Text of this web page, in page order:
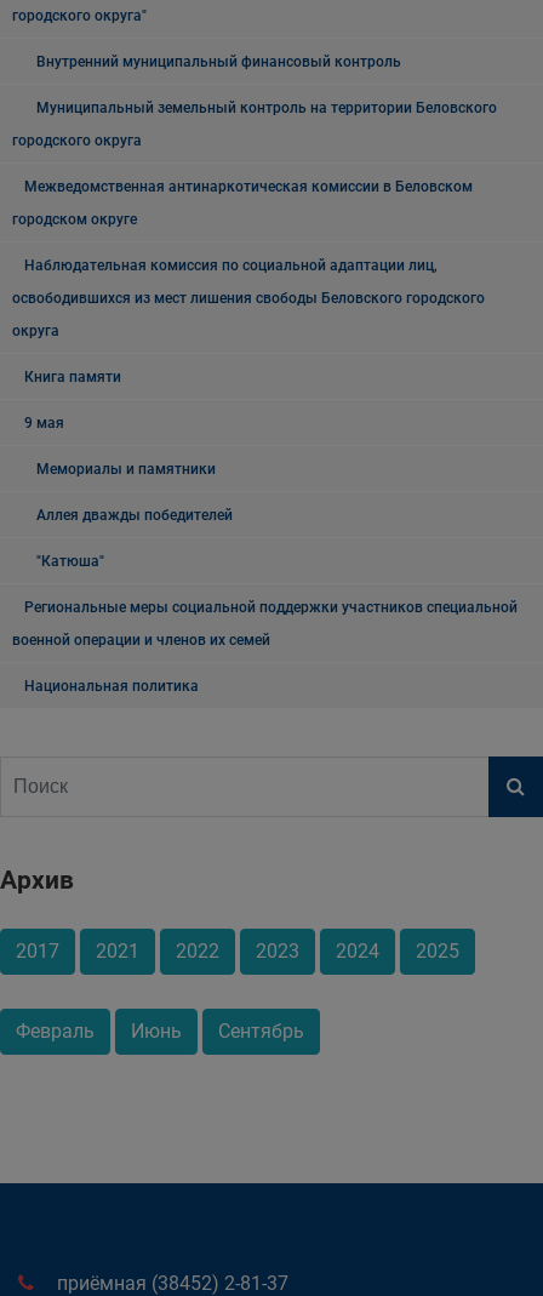
городского округа"
Внутренний муниципальный финансовый контроль
Муниципальный земельный контроль на территории Беловского
городского округа
Межведомственная антинаркотическая комиссии в Беловском
городском округе
Наблюдательная комиссия по социальной адаптации лиц,
освободившихся из мест лишения свободы Беловского городского
округа
Книга памяти
9 мая
Мемориалы и памятники
Аллея дважды победителей
"Катюша"
Региональные меры социальной поддержки участников специальной
военной операции и членов их семей
Национальная политика
Архив
2017 2021 2022 2023 2024 2025
Февраль Июнь Сентябрь
приёмная (38452) 2-81-37